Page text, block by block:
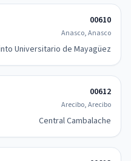
00610
Anasco, Anasco
Universitario de Mayagüez
00612
Arecibo, Arecibo
Central Cambalache